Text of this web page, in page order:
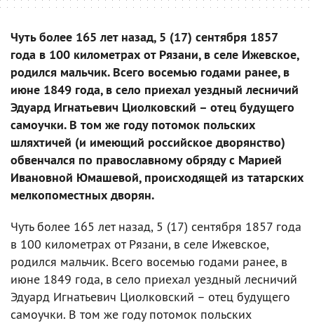
Чуть более 165 лет назад, 5 (17) сентября 1857
года в 100 километрах от Рязани, в селе Ижевское,
родился мальчик. Всего восемью годами ранее, в
июне 1849 года, в село приехал уездный лесничий
Эдуард Игнатьевич Циолковский – отец будущего
самоучки. В том же году потомок польских
шляхтичей (и имеющий российское дворянство)
обвенчался по православному обряду с Марией
Ивановной Юмашевой, происходящей из татарских
мелкопоместных дворян.
Чуть более 165 лет назад, 5 (17) сентября 1857 года
в 100 километрах от Рязани, в селе Ижевское,
родился мальчик. Всего восемью годами ранее, в
июне 1849 года, в село приехал уездный лесничий
Эдуард Игнатьевич Циолковский – отец будущего
самоучки. В том же году потомок польских